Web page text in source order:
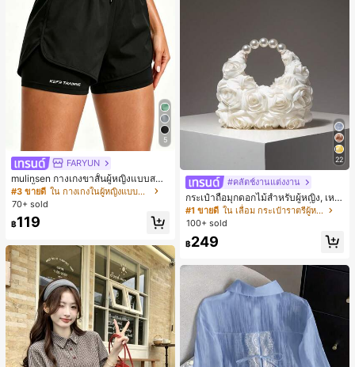
5
FARYUN
mulinsen กางเกงขาสั้นผู้หญิงแบบสบา
ยๆ สีพื้น หลวม อเนกประสงค์ กางเกงขา
สั้นกีฬา 2-In-1 สำหรับวิ่ง ฟิตเนส และก
ารฝึกซ้อมกีฬาในฤดูร้อน
#3 ขายดี
ใน กางเกงในผู้หญิงแบบแอคทีฟ
70+ sold
฿119
22
#คลัตช์งานแต่งงาน
กระเป๋าถือมุกดอกไม้สำหรับผู้หญิง, เหม
าะสำหรับชุดราตรี, ชุดบอล, เครื่องประ
ดับงานแต่งงาน, กระเป๋าสตางค์สุภาพส
สุ่ม)
#1 ขายดี
ใน เลื่อม กระเป๋าราตรีผู้หญิง
100+ sold
฿249